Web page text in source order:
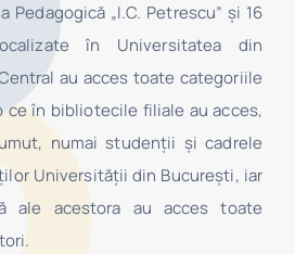
Pedagogică „I.C. Petrescu” şi 16
în Universitatea din
au acces toate categoriile
în bibliotecile filiale au acces,
numai studenţii şi cadrele
Universității din București, iar
ale acestora au acces toate